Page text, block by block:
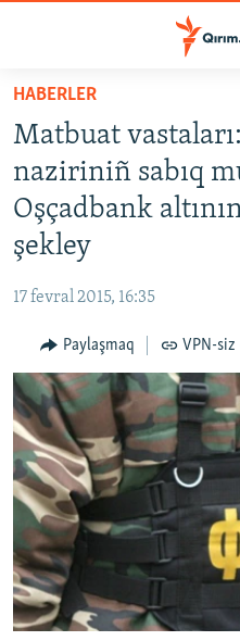
Esas
qaytmaq
Baş
navigatsiyağa
qaytmaq
Qıdıruvğa
HABERLER
İQTİSADİYAT
CEMİYET
İNSAN AQLARI
VİDEO
SÜRET
BLOGLAR
FİKİR
Русский
Українською
QOŞULIÑIZ!
HABERLER
Matbuat
naziriniñ sabıq
Oşçadbank
şekley
17 fevral 2015, 16:35
Paylaşmaq VPN-siz